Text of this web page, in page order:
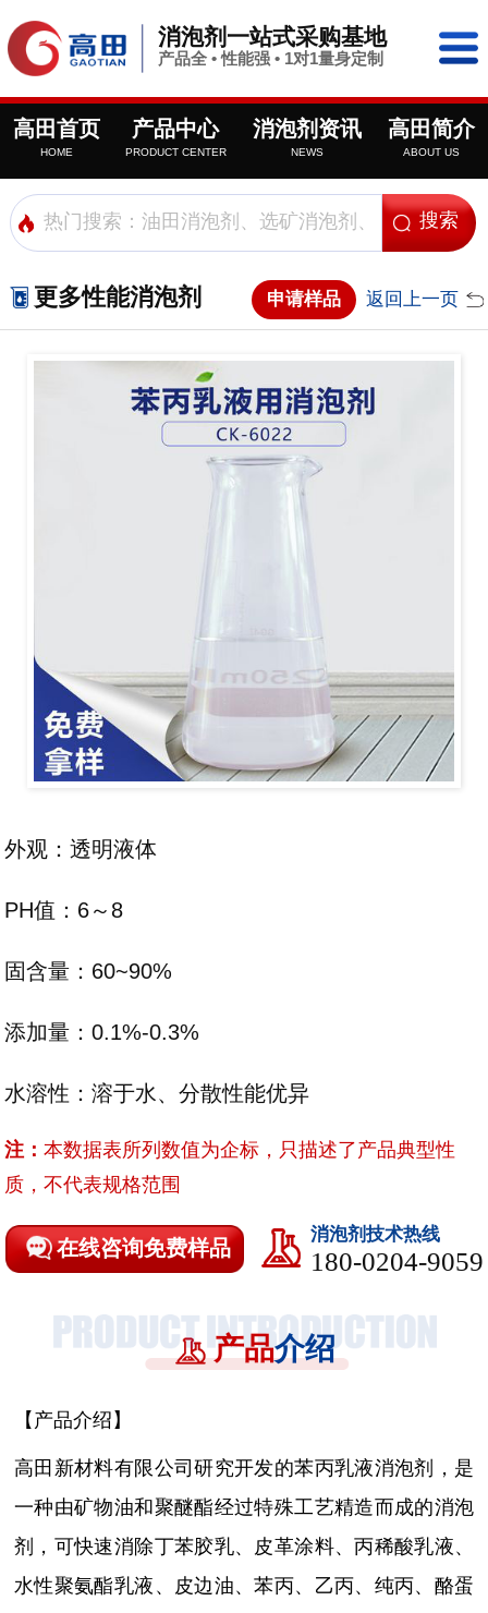
消泡剂一站式采购基地
产品全 • 性能强 • 1对1量身定制
高田首页
HOME
产品中心
PRODUCT CENTER
消泡剂资讯
NEWS
高田简介
ABOUT US
更多性能消泡剂 申请样品 返回上一页
外观：透明液体
PH值：6～8
固含量：60~90%
添加量：0.1%-0.3%
水溶性：溶于水、分散性能优异
注：本数据表所列数值为企标，只描述了产品典型性
质，不代表规格范围
在线咨询免费样品
消泡剂技术热线
180-0204-9059
产品介绍
【产品介绍】
高田新材料有限公司研究开发的苯丙乳液消泡剂，是
一种由矿物油和聚醚酯经过特殊工艺精造而成的消泡
剂，可快速消除丁苯胶乳、皮革涂料、丙稀酸乳液、
水性聚氨酯乳液、皮边油、苯丙、乙丙、纯丙、酪蛋